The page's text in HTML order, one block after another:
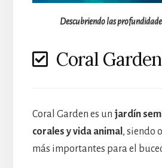
Descubriendo las
Coral Garden
Coral Garden es un jardín
corales y vida animal , siendo
más importantes para el